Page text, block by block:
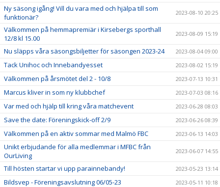
Ny säsong igång! Vill du vara med och hjälpa till som
funktionär?
2023-08-10 20:25
Välkommen på hemmapremiär i Kirsebergs sporthall
12/8 kl 15.00
2023-08-09 15:19
Nu släpps våra säsongsbiljetter för säsongen 2023-24 2023-08-04 09:00
Tack Unihoc och Innebandyesset 2023-08-02 15:19
Välkommen på årsmötet del 2 - 10/8 2023-07-13 10:31
Marcus kliver in som ny klubbchef 2023-07-03 08:16
Var med och hjälp till kring våra matchevent 2023-06-28 08:03
Save the date: Föreningskick-off 2/9 2023-06-26 08:39
Välkommen på en aktiv sommar med Malmö FBC 2023-06-13 14:03
Unikt erbjudande för alla medlemmar i MFBC från
OurLiving
2023-06-07 14:55
Till hösten startar vi upp parainnebandy! 2023-05-23 13:14
Bildsvep - Föreningsavslutning 06/05-23 2023-05-11 10:18